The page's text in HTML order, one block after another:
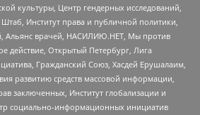
культуры, Центр гендерных исследований,
Институт права и публичной политики,
Альянс врачей, НАСИЛИЮ.НЕТ, Мы против
действие, Открытый Петербург, Лига
Гражданский Союз, Хасдей Ерушалаим,
развитию средств массовой информации,
заключенных, Институт глобализации и
социально-информационных инициатив